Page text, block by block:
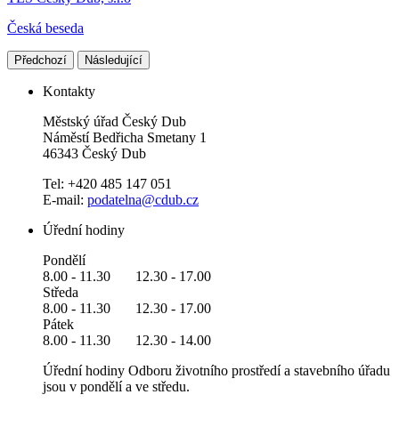
Česká beseda
Předchozí Následující
Kontakty
Městský úřad Český Dub
Náměstí Bedřicha Smetany 1
46343 Český Dub
Tel: +420 485 147 051
E-mail: podatelna@cdub.cz
Úřední hodiny
Pondělí
8.00 - 11.30 12.30 - 17.00
Středa
8.00 - 11.30 12.30 - 17.00
Pátek
8.00 - 11.30 12.30 - 14.00
Úřední hodiny Odboru životního prostředí a stavebního úřadu
jsou v pondělí a ve středu.